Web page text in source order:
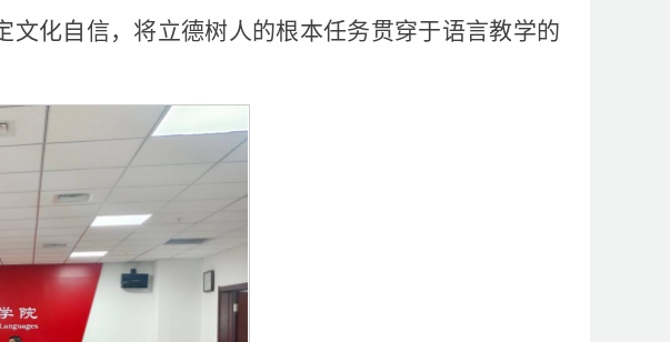
化自信，将立德树人的根本任务贯穿于语言教学的